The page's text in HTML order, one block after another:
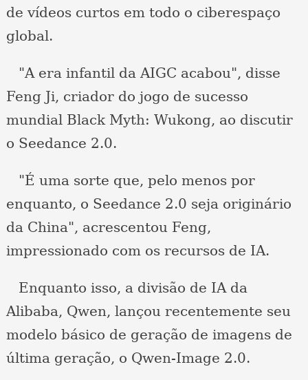
de vídeos curtos em todo o ciberespaço
global.
"A era infantil da AIGC acabou", disse
Feng Ji, criador do jogo de sucesso
mundial Black Myth: Wukong, ao discutir
o Seedance 2.0.
"É uma sorte que, pelo menos por
enquanto, o Seedance 2.0 seja originário
da China", acrescentou Feng,
impressionado com os recursos de IA.
Enquanto isso, a divisão de IA da
Alibaba, Qwen, lançou recentemente seu
modelo básico de geração de imagens de
última geração, o Qwen-Image 2.0.